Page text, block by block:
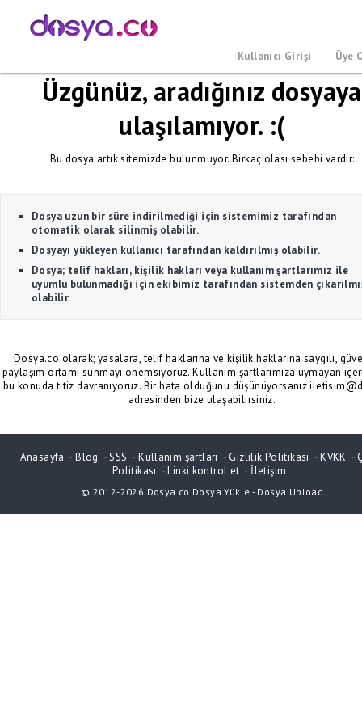
Kullanıcı Girişi Üye
Üzgünüz, aradığınız dosyaya
ulaşılamıyor. :(
Bu dosya artık sitemizde bulunmuyor. Birkaç olası sebebi vardır:
Dosya uzun bir süre indirilmediği için sistemimiz tarafından
otomatik olarak silinmiş olabilir.
Dosyayı yükleyen kullanıcı tarafından kaldırılmış olabilir.
Dosya; telif hakları, kişilik hakları veya kullanım şartlarımız ile
uyumlu bulunmadığı için ekibimiz tarafından sistemden
olabilir.
Dosya.co olarak; yasalara, telif haklarına ve kişilik haklarına saygılı,
paylaşım ortamı sunmayı önemsiyoruz. Kullanım şartlarımıza uymayan
bu konuda titiz davranıyoruz. Bir hata olduğunu düşünüyorsanız
adresinden bize ulaşabilirsiniz.
Anasayfa -Blog -SSS -Kullanım şartları - Gizlilik Politikası -KVKK -
Politikası -Linki kontrol et - İletişim
© 2012-2026 Dosya.co Dosya Yükle - Dosya Upload